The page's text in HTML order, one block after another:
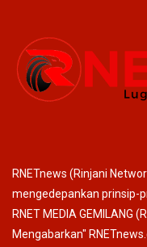
RNETnews (Rinjani
mengedepankan prinsip-
RNET MEDIA GEMILANG
Mengabarkan"